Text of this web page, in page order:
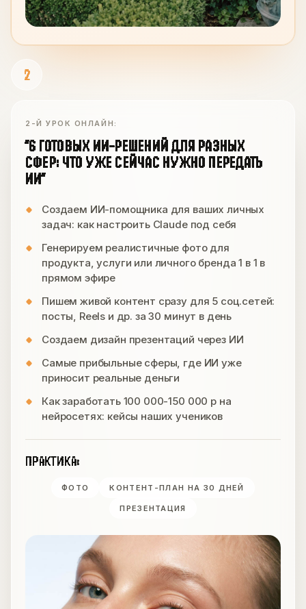
2
2-Й УРОК ОНЛАЙН:
“6 ГОТОВЫХ ИИ-РЕШЕНИЙ ДЛЯ РАЗНЫХ
СФЕР: ЧТО УЖЕ СЕЙЧАС НУЖНО ПЕРЕДАТЬ
ИИ”
Создаем ИИ-помощника для ваших личных
задач: как настроить Claude под себя
Генерируем реалистичные фото для
продукта, услуги или личного бренда 1 в 1 в
прямом эфире
Пишем живой контент сразу для 5 соц.сетей:
посты, Reels и др. за 30 минут в день
Создаем дизайн презентаций через ИИ
Самые прибыльные сферы, где ИИ уже
приносит реальные деньги
Как заработать 100 000-150 000 р на
нейросетях: кейсы наших учеников
ПРАКТИКА:
ФОТО КОНТЕНТ-ПЛАН НА 30 ДНЕЙ
ПРЕЗЕНТАЦИЯ